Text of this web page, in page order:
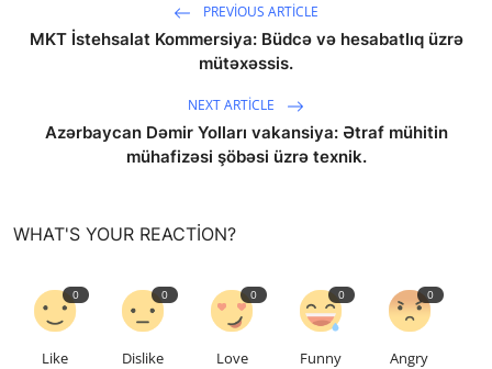
PREVIOUS ARTICLE
MKT İstehsalat Kommersiya: Büdcə və hesabatlıq üzrə
mütəxəssis.
NEXT ARTICLE
Azərbaycan Dəmir Yolları vakansiya: Ətraf mühitin
mühafizəsi şöbəsi üzrə texnik.
WHAT'S YOUR REACTION?
0
Like
0
Dislike
0
Love
0
Funny
0
Angry